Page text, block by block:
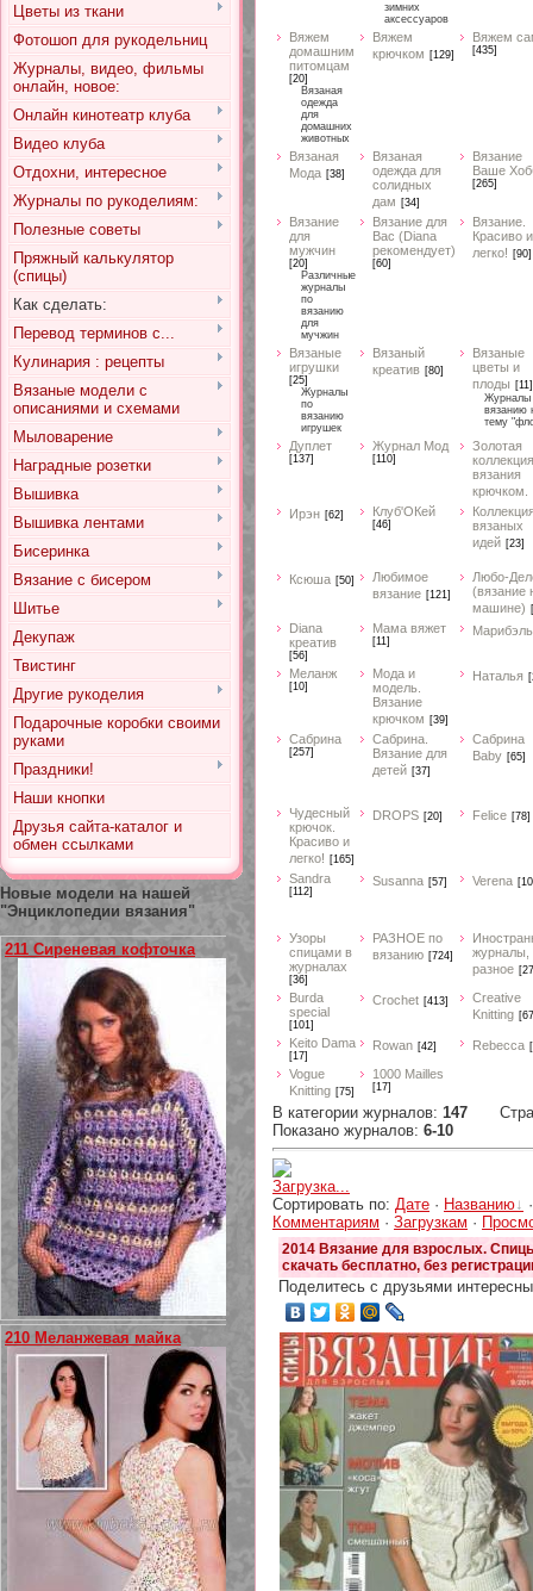
Цветы из ткани
Фотошоп для рукодельниц
Журналы, видео, фильмы
онлайн, новое:
Онлайн кинотеатр клуба
Видео клуба
Отдохни, интересное
Журналы по рукоделиям:
Полезные советы
Пряжный калькулятор
(спицы)
Как сделать:
Перевод терминов с...
Кулинария : рецепты
Вязаные модели с
описаниями и схемами
Мыловарение
Наградные розетки
Вышивка
Вышивка лентами
Бисеринка
Вязание с бисером
Шитье
Декупаж
Твистинг
Другие рукоделия
Подарочные коробки своими
руками
Праздники!
Наши кнопки
Друзья сайта-каталог и
обмен ссылками
Новые модели на нашей
"Энциклопедии вязания"
211 Сиреневая кофточка
210 Меланжевая майка
зимних
аксессуаров
Вяжем
домашним
питомцам
[20]
Вязаная
одежда
для
домашних
животных
Вяжем
крючком [129]
Вяжем
[435]
Вязаная
Мода [38]
Вязаная
одежда для
солидных
дам [34]
Вязание
Ваше
[265]
Вязание
для
мужчин
[20]
Различные
журналы
по
вязанию
для
мучжин
Вязание для
Вас (Diana
рекомендует)
[60]
Вязание.
Красиво и
легко! [90]
Вязаные
игрушки
[25]
Журналы
по
вязанию
игрушек
Вязаный
креатив [80]
Вязаные
цветы и
плоды [11]
Журналы
вязанию
тему
Дуплет
[137]
Журнал Мод
[110]
Золотая
коллекция
вязания
крючком.
Ирэн [62] Клуб'ОКей
[46]
вязаных
идей [23]
Ксюша [50]
Любимое
вязание [121]
Любо-
(вязание
машине)
Diana
креатив
[56]
Мама вяжет
[11]
Марибэль
Меланж
[10]
Мода и
модель.
Вязание
крючком [39]
Наталья
Сабрина
[257]
Сабрина.
Вязание для
детей [37]
Сабрина
Baby [65]
Чудесный
крючок.
Красиво и
легко! [165]
DROPS [20] Felice [78]
Sandra
[112]
Susanna [57] Verena
Узоры
спицами в
журналах
[36]
РАЗНОЕ по
вязанию [724]
журналы,
разное
Burda
special
[101]
Crochet [413]
Creative
Knitting
Keito Dama
[17]
Rowan [42] Rebecca
Vogue
Knitting [75]
1000 Mailles
[17]
В категории журналов: 147
Показано журналов: 6-10
Загрузка...
Сортировать по: Дате · Названию
Комментариям · Загрузкам ·
2014 Вязание для взрослых.
скачать бесплатно, без
Поделитесь с друзьями